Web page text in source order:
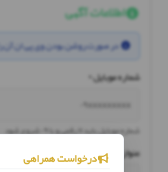
اطلاعات آگهی
در صورت روشن بودن وی پی ان آن
شماره موبایل *
شماره موبایل باید ۱۱ رقمی و با ۰۹ شروع شود
عنوان آگهی *درخواست همراهی